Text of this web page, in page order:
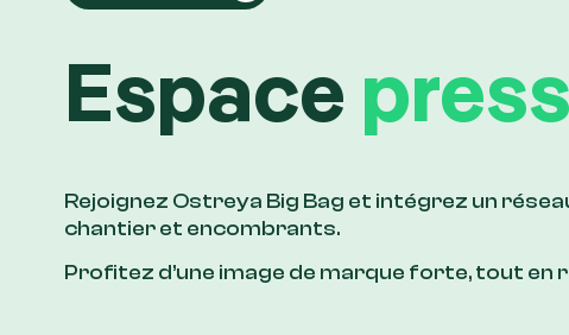
Espace
Rejoignez Ostreya Big Bag et intégrez un
chantier et encombrants.
Profitez d’une image de marque forte, tout en